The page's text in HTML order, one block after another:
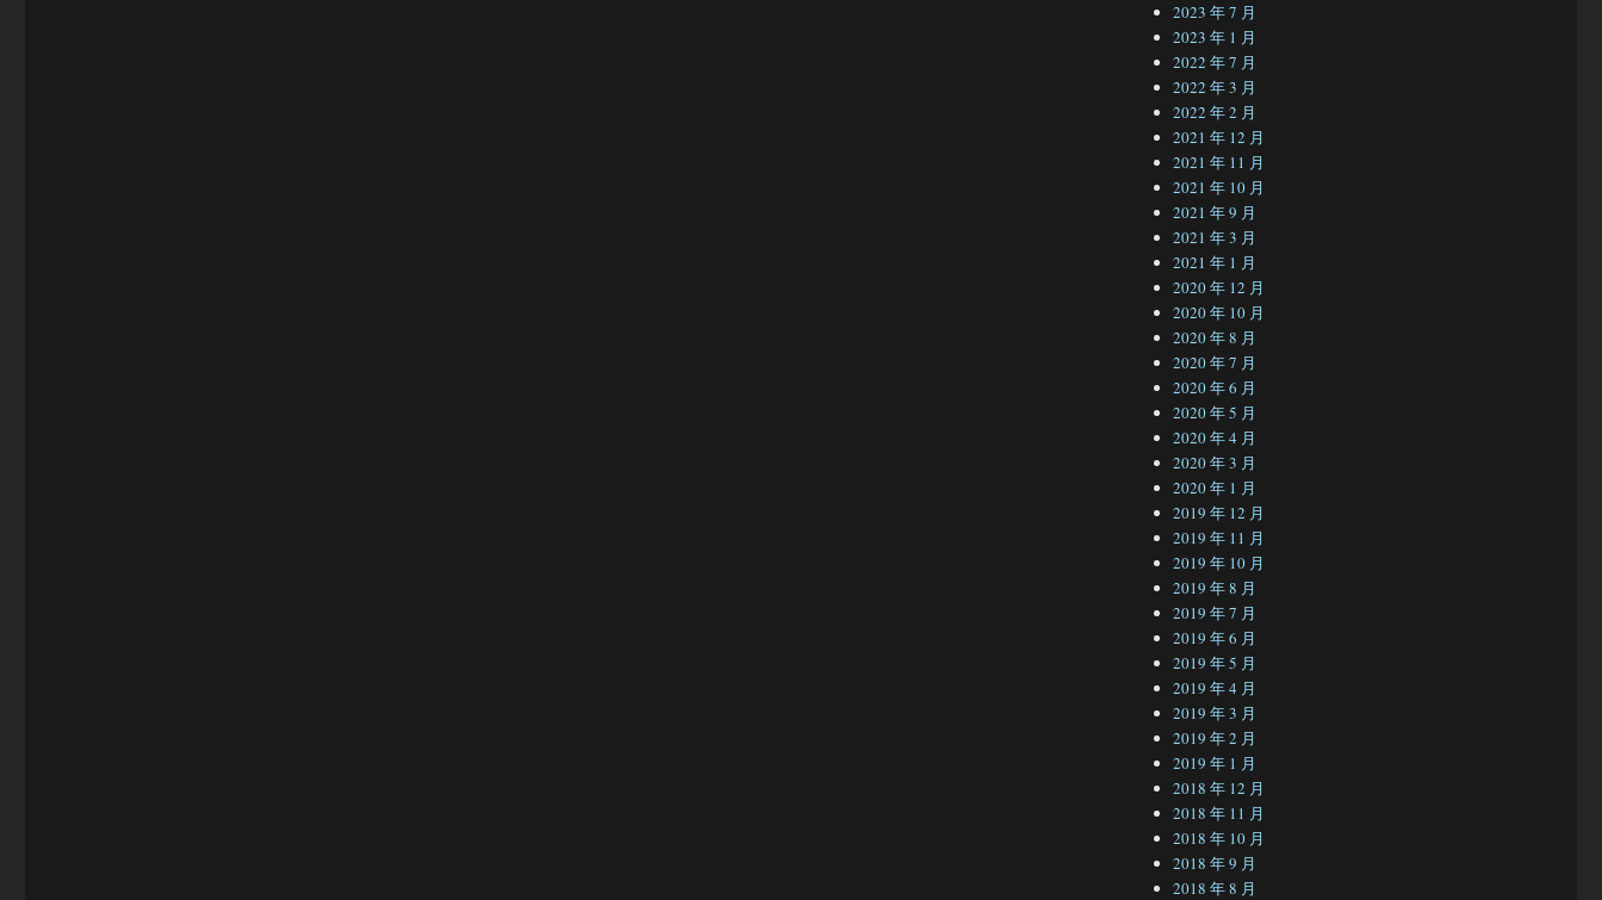
2023 年 7 月
2023 年 1 月
2022 年 7 月
2022 年 3 月
2022 年 2 月
2021 年 12 月
2021 年 11 月
2021 年 10 月
2021 年 9 月
2021 年 3 月
2021 年 1 月
2020 年 12 月
2020 年 10 月
2020 年 8 月
2020 年 7 月
2020 年 6 月
2020 年 5 月
2020 年 4 月
2020 年 3 月
2020 年 1 月
2019 年 12 月
2019 年 11 月
2019 年 10 月
2019 年 8 月
2019 年 7 月
2019 年 6 月
2019 年 5 月
2019 年 4 月
2019 年 3 月
2019 年 2 月
2019 年 1 月
2018 年 12 月
2018 年 11 月
2018 年 10 月
2018 年 9 月
2018 年 8 月